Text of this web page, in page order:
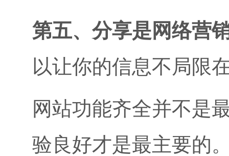
第五、分享是网络营
以让你的信息不局限
网站功能齐全并不是
验良好才是最主要的